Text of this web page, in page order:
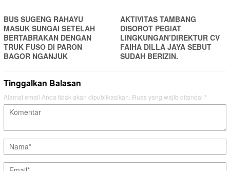
BUS SUGENG RAHAYU
MASUK SUNGAI SETELAH
BERTABRAKAN DENGAN
TRUK FUSO DI PARON
BAGOR NGANJUK
AKTIVITAS TAMBANG
DISOROT PEGIAT
LINGKUNGAN’DIREKTUR CV
FAIHA DILLA JAYA SEBUT
SUDAH BERIZIN.
Tinggalkan Balasan
Alamat email Anda tidak akan dipublikasikan. Ruas yang wajib ditandai *